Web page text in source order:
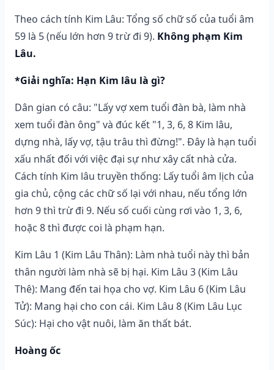
Theo cách tính Kim Lâu: Tổng số chữ số của tuổi âm
59 là 5 (nếu lớn hơn 9 trừ đi 9). Không phạm Kim
Lâu.
*Giải nghĩa: Hạn Kim lâu là gì?
Dân gian có câu: "Lấy vợ xem tuổi đàn bà, làm nhà
xem tuổi đàn ông" và đúc kết "1, 3, 6, 8 Kim lâu,
dựng nhà, lấy vợ, tậu trâu thì đừng!". Đây là hạn tuổi
xấu nhất đối với việc đại sự như xây cất nhà cửa.
Cách tính Kim lâu truyền thống: Lấy tuổi âm lịch của
gia chủ, cộng các chữ số lại với nhau, nếu tổng lớn
hơn 9 thì trừ đi 9. Nếu số cuối cùng rơi vào 1, 3, 6,
hoặc 8 thì được coi là phạm hạn.
Kim Lâu 1 (Kim Lâu Thân): Làm nhà tuổi này thì bản
thân người làm nhà sẽ bị hại. Kim Lâu 3 (Kim Lâu
Thê): Mang đến tai họa cho vợ. Kim Lâu 6 (Kim Lâu
Tử): Mang hại cho con cái. Kim Lâu 8 (Kim Lâu Lục
Súc): Hại cho vật nuôi, làm ăn thất bát.
Hoàng ốc